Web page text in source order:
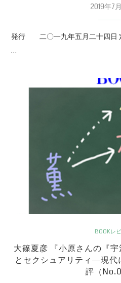
2019年7
発行 二〇一九年五月二十四日
…
BOOKレ
大篠夏彦 『小原さんの『
とセクシュアリティ―現代
評（